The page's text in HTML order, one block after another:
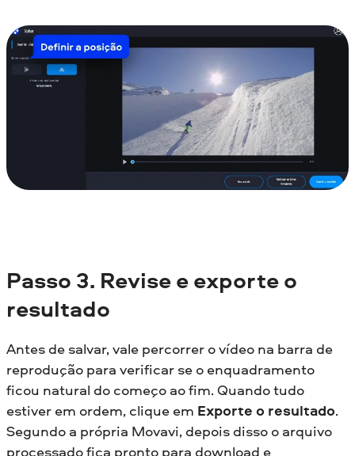
Passo 3. Revise e exporte o
resultado
Antes de salvar, vale percorrer o vídeo na barra de
reprodução para verificar se o enquadramento
ficou natural do começo ao fim. Quando tudo
estiver em ordem, clique em Exporte o resultado.
Segundo a própria Movavi, depois disso o arquivo
processado fica pronto para download e